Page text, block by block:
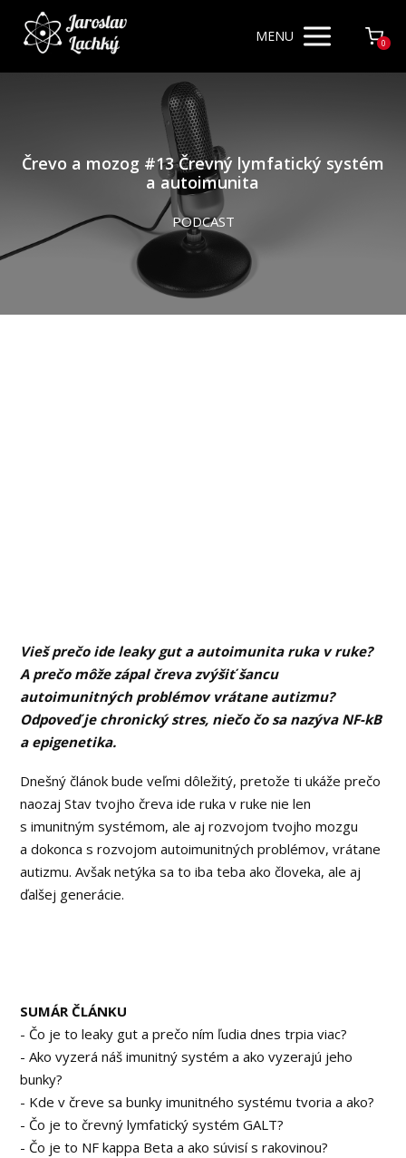
MENU 0
Črevo a mozog #13 Črevný lymfatický systém
a autoimunita
PODCAST
Vieš prečo ide leaky gut a autoimunita ruka v ruke?
A prečo môže zápal čreva zvýšiť šancu
autoimunitných problémov vrátane autizmu?
Odpoveď je chronický stres, niečo čo sa nazýva NF-kB
a epigenetika.
Dnešný článok bude veľmi dôležitý, pretože ti ukáže prečo
naozaj Stav tvojho čreva ide ruka v ruke nie len
s imunitným systémom, ale aj rozvojom tvojho mozgu
a dokonca s rozvojom autoimunitných problémov, vrátane
autizmu. Avšak netýka sa to iba teba ako človeka, ale aj
ďalšej generácie.
SUMÁR ČLÁNKU
- Čo je to leaky gut a prečo ním ľudia dnes trpia viac?
- Ako vyzerá náš imunitný systém a ako vyzerajú jeho
bunky?
- Kde v čreve sa bunky imunitného systému tvoria a ako?
- Čo je to črevný lymfatický systém GALT?
- Čo je to NF kappa Beta a ako súvisí s rakovinou?